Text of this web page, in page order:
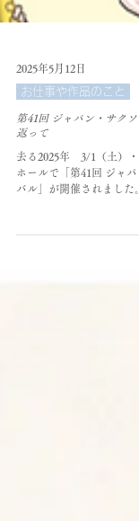
2025年5月12日
お仕事や作品のこと
第41回 ジャパン・サク
返って
去る2025年 3/1（土）・
フォーンのプレーヤーた